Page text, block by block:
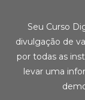
Seu Curso
divulgação de
por todas as
levar uma